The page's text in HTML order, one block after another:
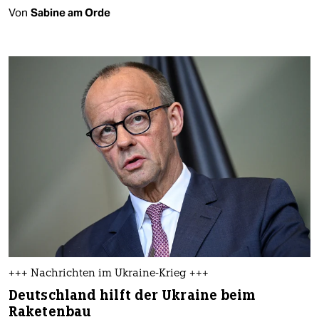
Von Sabine am Orde
+++ Nachrichten im Ukraine-Krieg +++
Deutschland hilft der Ukraine beim
Raketenbau